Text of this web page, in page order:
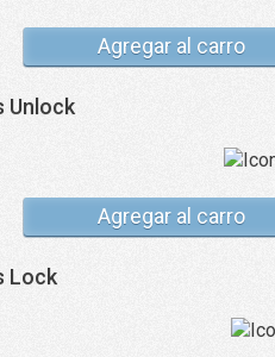
Agregar al carro
Unlock
Agregar al carro
Lock